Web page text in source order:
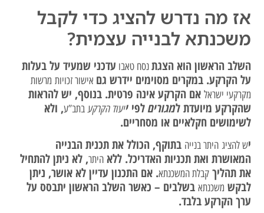
אז מה נדרש להציג כדי לקבל
משכנתא לבנייה עצמית?
השלב הראשון הוא הצגתנסח טאבו עדכני שמעיד על בעלות
על הקרקע. במקרים מסוימים יידרש גם אישור זכויות מרשות
מקרקעי ישראל אם הקרקע אינה פרטית. בנוסף, יש להראות
שהקרקע מיועדת למגוריםלפיייעוד הקרקע בתב”ע, ולא
לשימושים חקלאיים או מסחריים.
יש להציג היתר בנייה בתוקף, הכולל את תכנית הבנייה
המאושרת ואת תכניות האדריכל. ללאהיתר, לא ניתן להתחיל
את תהליךקבלת המשכנתא. אם התכנון עדיין לא אושר, ניתן
לבקש משכנתא בשלבים – כאשר השלב הראשון יתבסס על
ערך הקרקע בלבד.